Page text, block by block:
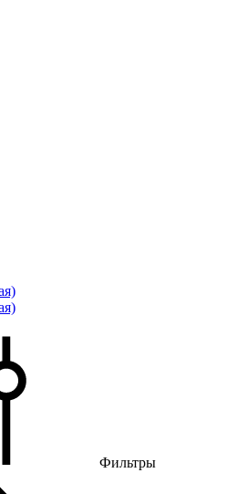
Фильтры